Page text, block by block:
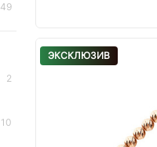
49
2
10
ЭКСКЛЮЗИВ